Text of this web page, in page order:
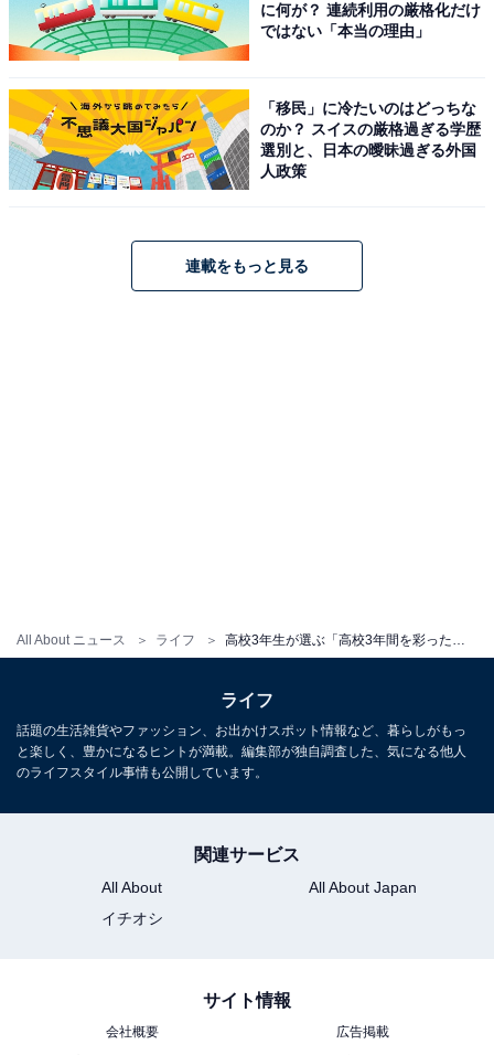
All About ニュース ライフ 高校3年生が選ぶ「高校3年間を彩ったアーティスト」！ 3位 優里、2位 YOASOBI、1位は？
に何が？ 連続利用の厳格化だけ
ではない「本当の理由」
「移民」に冷たいのはどっちな
のか？ スイスの厳格過ぎる学歴
選別と、日本の曖昧過ぎる外国
人政策
連載をもっと見る
ライフ
話題の生活雑貨やファッション、お出かけスポット情報など、暮らしがもっ
と楽しく、豊かになるヒントが満載。編集部が独自調査した、気になる他人
のライフスタイル事情も公開しています。
関連サービス
All About
All About Japan
イチオシ
サイト情報
会社概要
広告掲載